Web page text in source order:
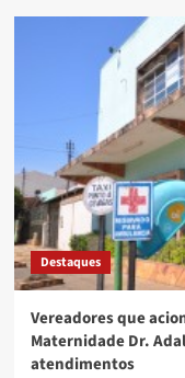
Destaques
Vereadores que
Maternidade Dr.
atendimentos